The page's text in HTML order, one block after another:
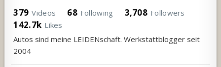
379 Videos 68 Following 3,708 Followers
142.7k Likes
Autos sind meine LEIDENschaft. Werkstattblogger seit
2004